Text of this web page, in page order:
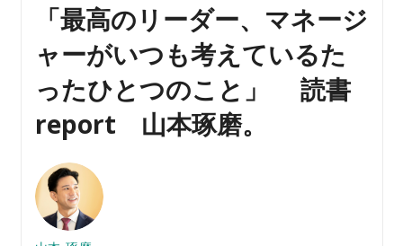
「最高のリーダー、マネージ
ャーがいつも考えているた
ったひとつのこと」 読書
report 山本琢磨。